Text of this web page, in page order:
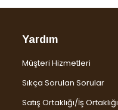
Yardım
Müşteri Hizmetleri
Sıkça Sorulan Sorular
Satış Ortaklığı/İş Ortaklığı